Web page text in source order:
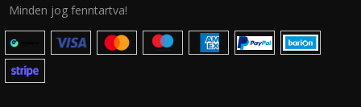
Minden jog fenntartva!